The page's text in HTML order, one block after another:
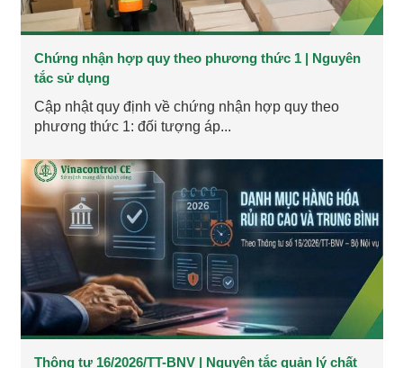
Chứng nhận hợp quy theo phương thức 1 | Nguyên
tắc sử dụng
Cập nhật quy định về chứng nhận hợp quy theo
phương thức 1: đối tượng áp...
Thông tư 16/2026/TT-BNV | Nguyên tắc quản lý chất